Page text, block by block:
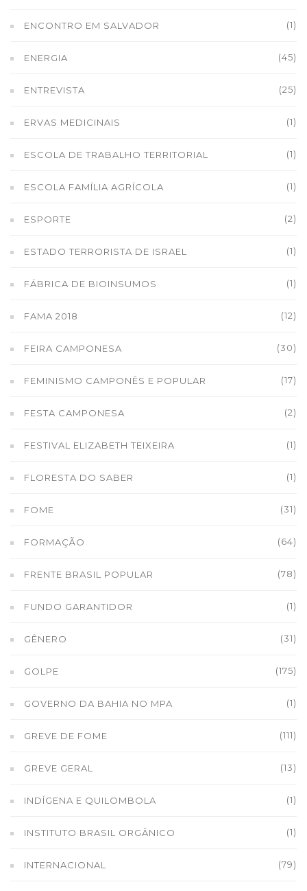
ENCONTRO EM SALVADOR (1)
ENERGIA (45)
ENTREVISTA (25)
ERVAS MEDICINAIS (1)
ESCOLA DE TRABALHO TERRITORIAL (1)
ESCOLA FAMÍLIA AGRÍCOLA (1)
ESPORTE (2)
ESTADO TERRORISTA DE ISRAEL (1)
FÁBRICA DE BIOINSUMOS (1)
FAMA 2018 (12)
FEIRA CAMPONESA (30)
FEMINISMO CAMPONÊS E POPULAR (17)
FESTA CAMPONESA (2)
FESTIVAL ELIZABETH TEIXEIRA (1)
FLORESTA DO SABER (1)
FOME (31)
FORMAÇÃO (64)
FRENTE BRASIL POPULAR (78)
FUNDO GARANTIDOR (1)
GÊNERO (31)
GOLPE (175)
GOVERNO DA BAHIA NO MPA (1)
GREVE DE FOME (111)
GREVE GERAL (13)
INDÍGENA E QUILOMBOLA (1)
INSTITUTO BRASIL ORGÂNICO (1)
INTERNACIONAL (79)